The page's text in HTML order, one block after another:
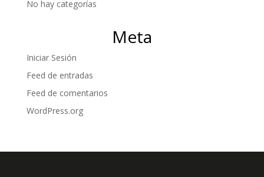
No hay categorías
Meta
Iniciar Sesión
Feed de entradas
Feed de comentarios
WordPress.org